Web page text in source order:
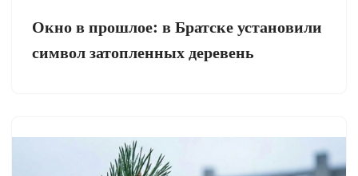
Окно в прошлое: в Братске установили
символ затопленных деревень